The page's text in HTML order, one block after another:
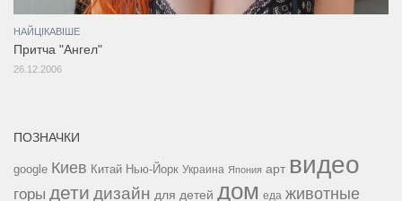
НАЙЦІКАВІШЕ
Притча "Ангел"
26.12.2006
ПОЗНАЧКИ
google Киев Китай Нью-Йорк Украина Япония арт видео
горы дети дизайн для детей дом еда животные